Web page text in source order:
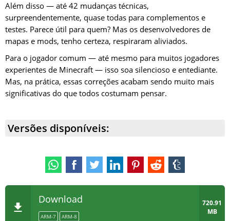
Vibrant Visuals.
Exibição de teias de aranha ao aproximar a câmera.
Comportamento do devastador ao destruir folhas e
Falhas ao retornar da tela de seleção de assinatura do
Realms.
Uma série de outros bugs e problemas.
Além disso — até 42 mudanças técnicas,
surpreendentemente, quase todas para complementos e
testes. Parece útil para quem? Mas os desenvolvedores de
mapas e mods, tenho certeza, respiraram aliviados.
Para o jogador comum — até mesmo para muitos jogadores
experientes de Minecraft — isso soa silencioso e entediante.
Mas, na prática, essas correções acabam sendo muito mais
significativas do que todos costumam pensar.
Versões disponíveis:
Download
ARM-7 ARM-8
720.91
MB